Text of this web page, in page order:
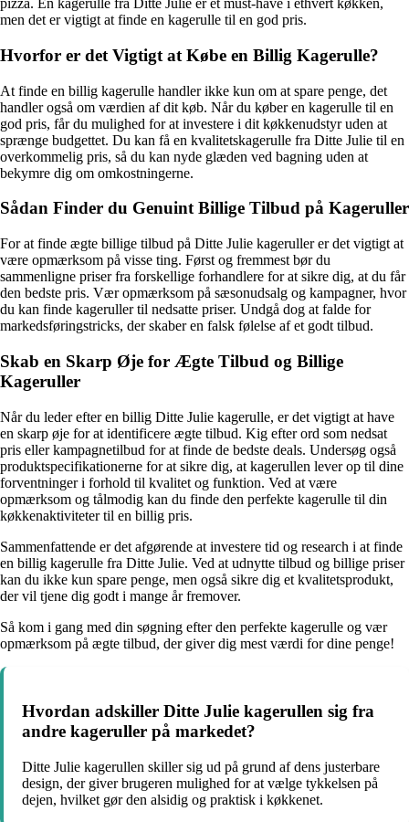
pizza. En kagerulle fra Ditte Julie er et must-have i ethvert køkken,
men det er vigtigt at finde en kagerulle til en god pris.
Hvorfor er det Vigtigt at Købe en Billig Kagerulle?
At finde en billig kagerulle handler ikke kun om at spare penge, det
handler også om værdien af dit køb. Når du køber en kagerulle til en
god pris, får du mulighed for at investere i dit køkkenudstyr uden at
sprænge budgettet. Du kan få en kvalitetskagerulle fra Ditte Julie til en
overkommelig pris, så du kan nyde glæden ved bagning uden at
bekymre dig om omkostningerne.
Sådan Finder du Genuint Billige Tilbud på Kageruller
For at finde ægte billige tilbud på Ditte Julie kageruller er det vigtigt at
være opmærksom på visse ting. Først og fremmest bør du
sammenligne priser fra forskellige forhandlere for at sikre dig, at du får
den bedste pris. Vær opmærksom på sæsonudsalg og kampagner, hvor
du kan finde kageruller til nedsatte priser. Undgå dog at falde for
markedsføringstricks, der skaber en falsk følelse af et godt tilbud.
Skab en Skarp Øje for Ægte Tilbud og Billige
Kageruller
Når du leder efter en billig Ditte Julie kagerulle, er det vigtigt at have
en skarp øje for at identificere ægte tilbud. Kig efter ord som nedsat
pris eller kampagnetilbud for at finde de bedste deals. Undersøg også
produktspecifikationerne for at sikre dig, at kagerullen lever op til dine
forventninger i forhold til kvalitet og funktion. Ved at være
opmærksom og tålmodig kan du finde den perfekte kagerulle til din
køkkenaktiviteter til en billig pris.
Sammenfattende er det afgørende at investere tid og research i at finde
en billig kagerulle fra Ditte Julie. Ved at udnytte tilbud og billige priser
kan du ikke kun spare penge, men også sikre dig et kvalitetsprodukt,
der vil tjene dig godt i mange år fremover.
Så kom i gang med din søgning efter den perfekte kagerulle og vær
opmærksom på ægte tilbud, der giver dig mest værdi for dine penge!
Hvordan adskiller Ditte Julie kagerullen sig fra
andre kageruller på markedet?
Ditte Julie kagerullen skiller sig ud på grund af dens justerbare
design, der giver brugeren mulighed for at vælge tykkelsen på
dejen, hvilket gør den alsidig og praktisk i køkkenet.